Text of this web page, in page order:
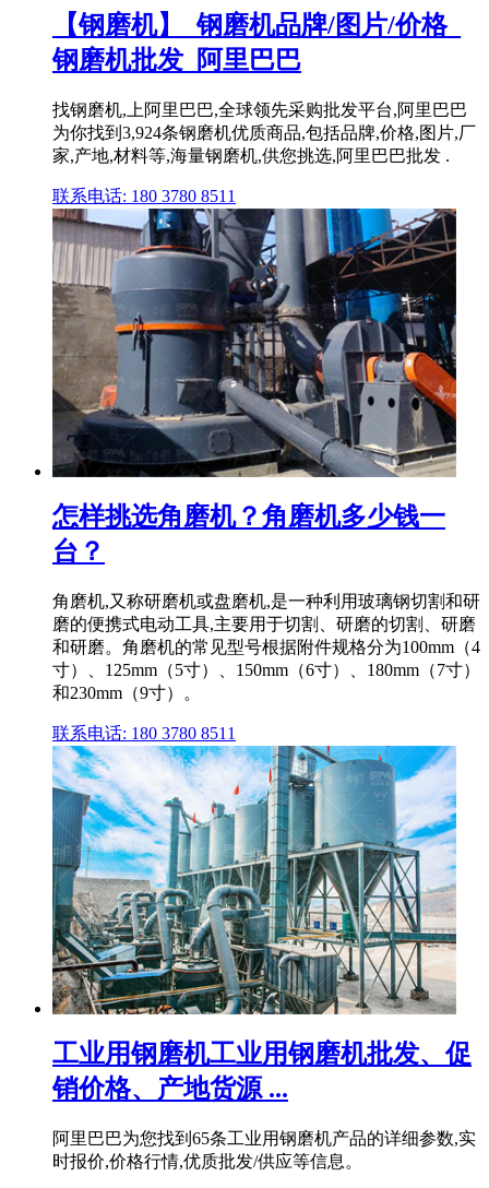
【钢磨机】_钢磨机品牌/图片/价格_
钢磨机批发_阿里巴巴
找钢磨机,上阿里巴巴,全球领先采购批发平台,阿里巴巴
为你找到3,924条钢磨机优质商品,包括品牌,价格,图片,厂
家,产地,材料等,海量钢磨机,供您挑选,阿里巴巴批发 .
联系电话: 180 3780 8511
怎样挑选角磨机？角磨机多少钱一
台？
角磨机,又称研磨机或盘磨机,是一种利用玻璃钢切割和研
磨的便携式电动工具,主要用于切割、研磨的切割、研磨
和研磨。角磨机的常见型号根据附件规格分为100mm（4
寸）、125mm（5寸）、150mm（6寸）、180mm（7寸）
和230mm（9寸）。
联系电话: 180 3780 8511
工业用钢磨机工业用钢磨机批发、促
销价格、产地货源 ...
阿里巴巴为您找到65条工业用钢磨机产品的详细参数,实
时报价,价格行情,优质批发/供应等信息。